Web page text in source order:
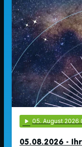
play_arrow 05. August 2026
05.08.2026 -